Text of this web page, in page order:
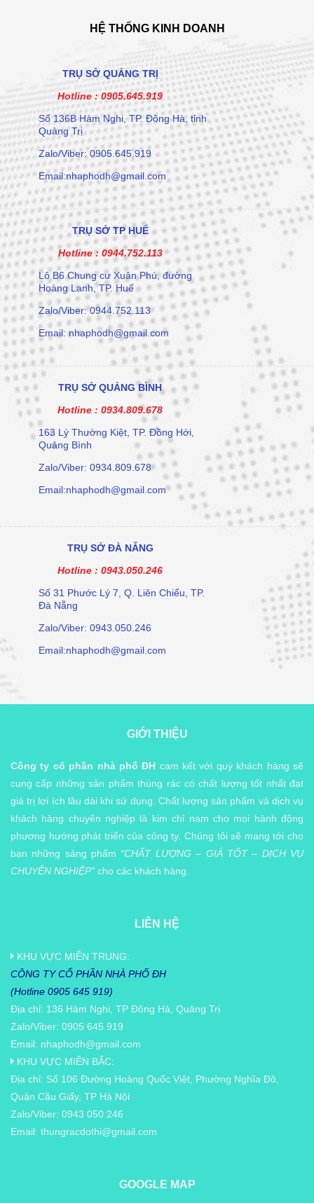
HỆ THỐNG KINH DOANH
TRỤ SỞ QUẢNG TRỊ
Hotline :0905.645.919
Số 136B Hàm Nghi, TP. Đông Hà, tỉnh
Quảng Trị
Zalo/Viber: 0905.645.919
Email:nhaphodh@gmail.com
TRỤ SỞ TP HUẾ
Hotline : 0944.752.113
Lô B6 Chung cư Xuân Phú, đường
Hoàng Lanh, TP. Huế
Zalo/Viber: 0944.752.113
Email: nhaphodh@gmail.com
TRỤ SỞ QUẢNG BÌNH
Hotline : 0934.809.678
163 Lý Thường Kiệt, TP. Đồng Hới,
Quảng Bình
Zalo/Viber: 0934.809.678
Email:nhaphodh@gmail.com
TRỤ SỞ ĐÀ NẴNG
Hotline : 0943.050.246
Số 31 Phước Lý 7, Q. Liên Chiểu, TP.
Đà Nẵng
Zalo/Viber: 0943.050.246
Email:nhaphodh@gmail.com
GIỚI THIỆU
Công ty cổ phần nhà phố ĐH cam kết với quý khách hàng sẽ
cung cấp những sản phẩm thùng rác có chất lượng tốt nhất đạt
giá trị lợi ích lâu dài khi sử dụng. Chất lượng sản phẩm và dịch vụ
khách hàng chuyên nghiệp là kim chỉ nam cho mọi hành động
phương hướng phát triển của công ty. Chúng tôi sẽ mang tới cho
bạn những sảng phẩm “CHẤT LƯỢNG – GIÁ TỐT – DỊCH VỤ
CHUYÊN NGHIỆP” cho các khách hàng.
LIÊN HỆ
KHU VỰC MIỀN TRUNG:
CÔNG TY CỔ PHẦN NHÀ PHỐ ĐH
(Hotline 0905 645 919)
Địa chỉ: 136 Hàm Nghi, TP Đông Hà, Quảng Trị
Zalo/Viber: 0905 645 919
Email: nhaphodh@gmail.com
KHU VỰC MIỀN BẮC:
Địa chỉ: Số 106 Đường Hoàng Quốc Việt, Phường Nghĩa Đô,
Quận Cầu Giấy, TP Hà Nội
Zalo/Viber: 0943 050 246
Email: thungracdothi@gmail.com
GOOGLE MAP